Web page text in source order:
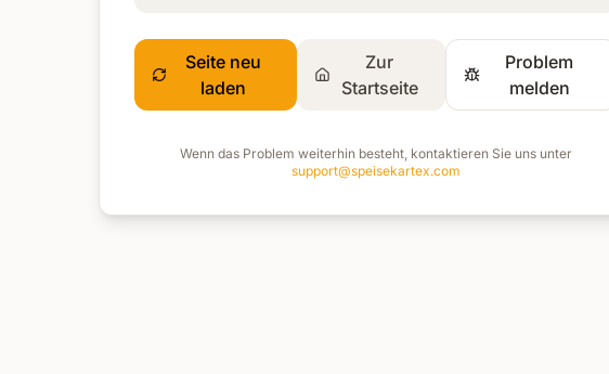
Seite neu
laden
Zur
Startseite
Problem
melden
Wenn das Problem weiterhin besteht, kontaktieren Sie uns unter
support@speisekartex.com